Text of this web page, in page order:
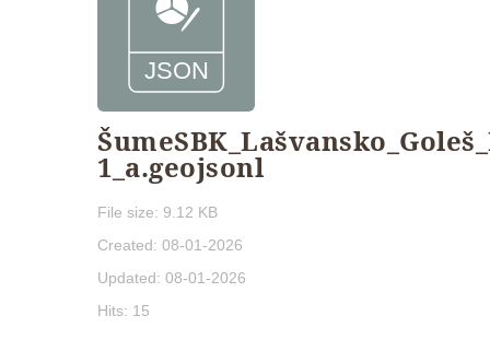
1_a.geojsonl
File size: 9.12 KB
Created: 08-01-2026
Updated: 08-01-2026
Hits: 15